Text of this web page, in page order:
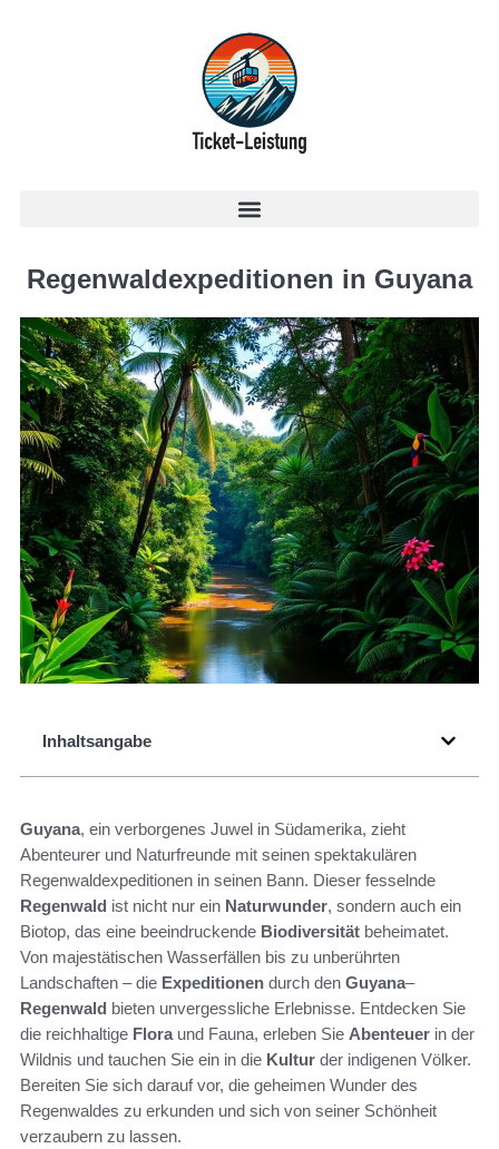
Regenwaldexpeditionen in Guyana
Inhaltsangabe
Guyana, ein verborgenes Juwel in Südamerika, zieht
Abenteurer und Naturfreunde mit seinen spektakulären
Regenwaldexpeditionen in seinen Bann. Dieser fesselnde
Regenwald ist nicht nur ein Naturwunder, sondern auch ein
Biotop, das eine beeindruckende Biodiversität beheimatet.
Von majestätischen Wasserfällen bis zu unberührten
Landschaften – die Expeditionen durch den Guyana–
Regenwald bieten unvergessliche Erlebnisse. Entdecken Sie
die reichhaltige Floraund Fauna, erleben Sie Abenteuer in der
Wildnis und tauchen Sie ein in die Kultur der indigenen Völker.
Bereiten Sie sich darauf vor, die geheimen Wunder des
Regenwaldes zu erkunden und sich von seiner Schönheit
verzaubern zu lassen.